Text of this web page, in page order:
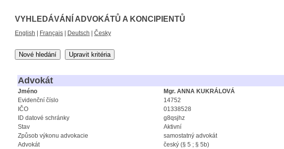
VYHLEDÁVÁNÍ ADVOKÁTŮ A KONCIPIENTŮ
English Français Deutsch Česky
Nové hledání Upravit kritéria
Advokát
Jméno
Mgr. ANNA KUKRÁLOVÁ
Evidenční číslo
14752
IČO
01338528
ID datové schránky
g8qsjhz
Stav
Aktivní
Způsob výkonu advokacie
samostatný advokát
Advokát
český (§ 5 ; § 5b)